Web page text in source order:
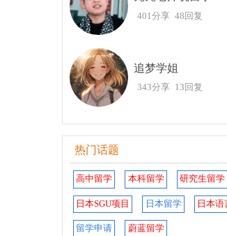
401分享 48回复
追梦学姐
343分享 13回复
热门话题
高中留学 本科留学 研究生留学
日本SGU项目 日本留学 日本语
留学申请 蔚蓝留学